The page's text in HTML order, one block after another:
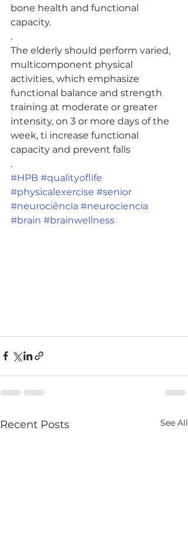
bone health and functional
capacity.
.
The elderly should perform varied,
multicomponent physical
activities, which emphasize
functional balance and strength
training at moderate or greater
intensity, on 3 or more days of the
week, ti increase functional
capacity and prevent falls
.
#HPB #qualityoflife
#physicalexercise #senior
#neurociência #neurociencia
#brain #brainwellness
Recent Posts See All